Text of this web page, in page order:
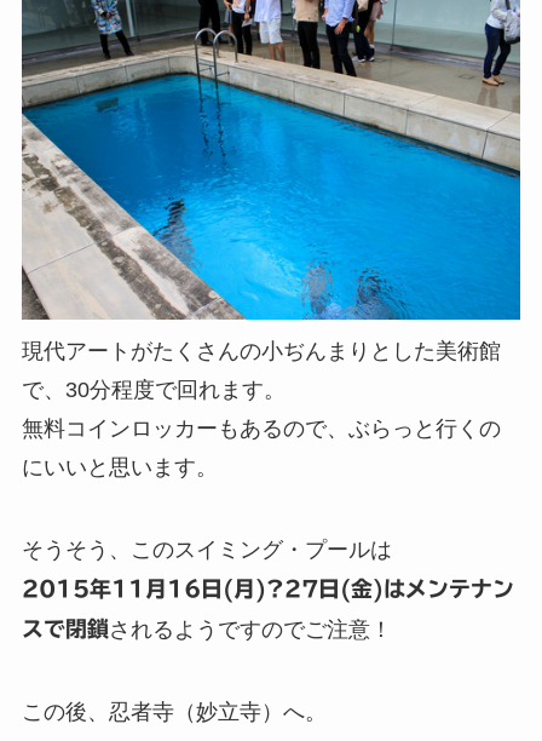
現代アートがたくさんの小ぢんまりとした美術館
で、30分程度で回れます。
無料コインロッカーもあるので、ぶらっと行くの
にいいと思います。
そうそう、このスイミング・プールは
2015年11月16日(月)?27日(金)はメンテナン
スで閉鎖されるようですのでご注意！
この後、忍者寺（妙立寺）へ。